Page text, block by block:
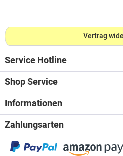
Vertrag
Service Hotline
Shop Service
Informationen
Zahlungsarten